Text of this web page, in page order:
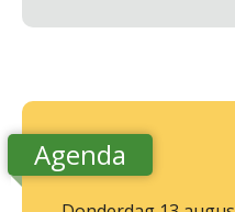
Agenda